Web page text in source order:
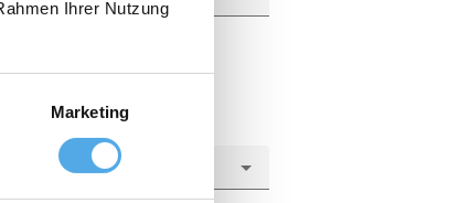
Ihrer Nutzung
Marketing